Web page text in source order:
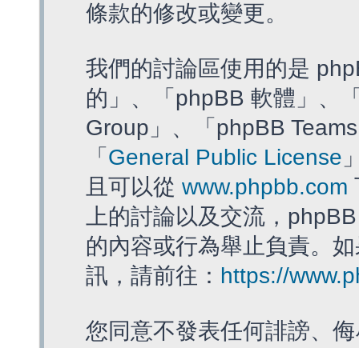
條款的修改或變更。
我們的討論區使用的是
的」、「phpBB 軟體」、
Group」、「phpBB
「 General Public License
且可以從 www.phpbb.com
上的討論以及交流，
的內容或行為舉止負責。
訊，請前往： https://
您同意不發表任何誹謗、